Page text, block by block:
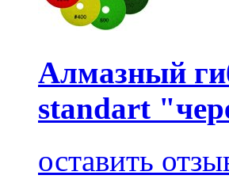
Алмазный
standart
оставить